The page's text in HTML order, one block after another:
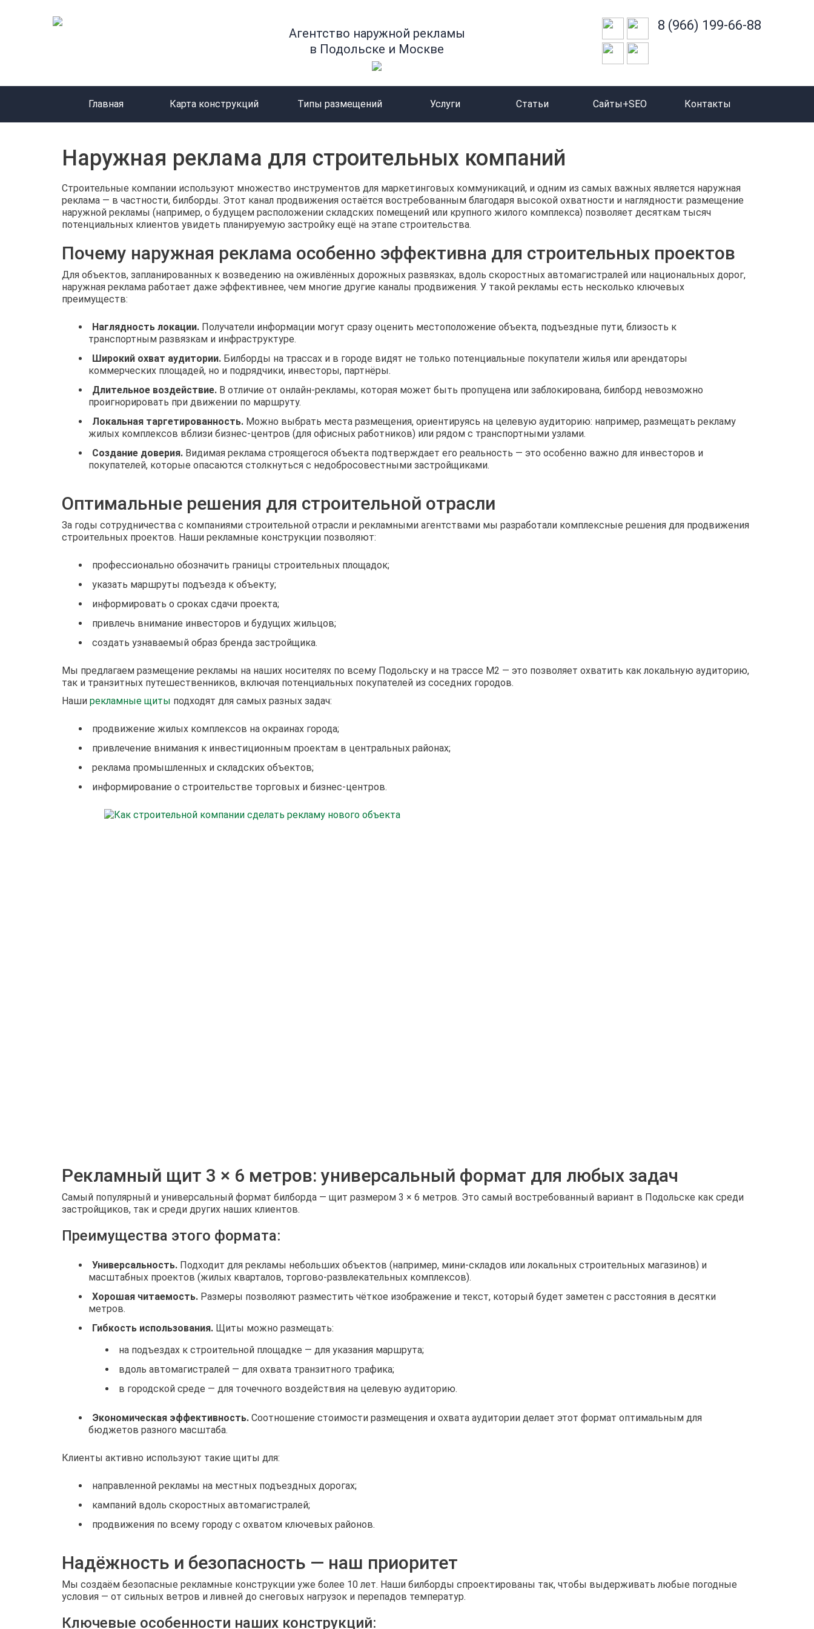
Агентство наружной рекламы
в Подольске и Москве
8 (966) 199-66-88
Главная Карта конструкций Типы размещений Услуги Статьи Сайты+SEO Контакты
Наружная реклама для строительных компаний
Строительные компании используют множество инструментов для маркетинговых коммуникаций, и одним из самых важных является наружная
реклама — в частности, билборды. Этот канал продвижения остаётся востребованным благодаря высокой охватности и наглядности: размещение
наружной рекламы (например, о будущем расположении складских помещений или крупного жилого комплекса) позволяет десяткам тысяч
потенциальных клиентов увидеть планируемую застройку ещё на этапе строительства.
Почему наружная реклама особенно эффективна для строительных проектов
Для объектов, запланированных к возведению на оживлённых дорожных развязках, вдоль скоростных автомагистралей или национальных дорог,
наружная реклама работает даже эффективнее, чем многие другие каналы продвижения. У такой рекламы есть несколько ключевых
преимуществ:
Наглядность локации. Получатели информации могут сразу оценить местоположение объекта, подъездные пути, близость к
транспортным развязкам и инфраструктуре.
Широкий охват аудитории. Билборды на трассах и в городе видят не только потенциальные покупатели жилья или арендаторы
коммерческих площадей, но и подрядчики, инвесторы, партнёры.
Длительное воздействие. В отличие от онлайн‑рекламы, которая может быть пропущена или заблокирована, билборд невозможно
проигнорировать при движении по маршруту.
Локальная таргетированность. Можно выбрать места размещения, ориентируясь на целевую аудиторию: например, размещать рекламу
жилых комплексов вблизи бизнес‑центров (для офисных работников) или рядом с транспортными узлами.
Создание доверия. Видимая реклама строящегося объекта подтверждает его реальность — это особенно важно для инвесторов и
покупателей, которые опасаются столкнуться с недобросовестными застройщиками.
Оптимальные решения для строительной отрасли
За годы сотрудничества с компаниями строительной отрасли и рекламными агентствами мы разработали комплексные решения для продвижения
строительных проектов. Наши рекламные конструкции позволяют:
профессионально обозначить границы строительных площадок;
указать маршруты подъезда к объекту;
информировать о сроках сдачи проекта;
привлечь внимание инвесторов и будущих жильцов;
создать узнаваемый образ бренда застройщика.
Мы предлагаем размещение рекламы на наших носителях по всему Подольску и на трассе М2 — это позволяет охватить как локальную аудиторию,
так и транзитных путешественников, включая потенциальных покупателей из соседних городов.
Наши рекламные щиты подходят для самых разных задач:
продвижение жилых комплексов на окраинах города;
привлечение внимания к инвестиционным проектам в центральных районах;
реклама промышленных и складских объектов;
информирование о строительстве торговых и бизнес‑центров.
Рекламный щит 3 × 6 метров: универсальный формат для любых задач
Самый популярный и универсальный формат билборда — щит размером 3 × 6 метров. Это самый востребованный вариант в Подольске как среди
застройщиков, так и среди других наших клиентов.
Преимущества этого формата:
Универсальность. Подходит для рекламы небольших объектов (например, мини‑складов или локальных строительных магазинов) и
масштабных проектов (жилых кварталов, торгово‑развлекательных комплексов).
Хорошая читаемость. Размеры позволяют разместить чёткое изображение и текст, который будет заметен с расстояния в десятки
метров.
Гибкость использования. Щиты можно размещать:
на подъездах к строительной площадке — для указания маршрута;
вдоль автомагистралей — для охвата транзитного трафика;
в городской среде — для точечного воздействия на целевую аудиторию.
Экономическая эффективность. Соотношение стоимости размещения и охвата аудитории делает этот формат оптимальным для
бюджетов разного масштаба.
Клиенты активно используют такие щиты для:
направленной рекламы на местных подъездных дорогах;
кампаний вдоль скоростных автомагистралей;
продвижения по всему городу с охватом ключевых районов.
Надёжность и безопасность — наш приоритет
Мы создаём безопасные рекламные конструкции уже более 10 лет. Наши билборды спроектированы так, чтобы выдерживать любые погодные
условия — от сильных ветров и ливней до снеговых нагрузок и перепадов температур.
Ключевые особенности наших конструкций: